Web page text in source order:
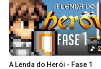
A Lenda do Herói - Fase 1